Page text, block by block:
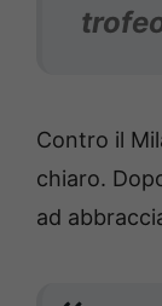
Contro il
chiaro.
ad